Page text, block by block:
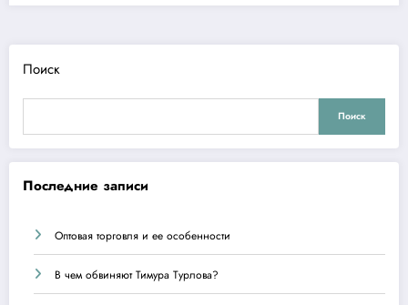
Поиск
Поиск
Последние записи
Оптовая торговля и ее особенности
В чем обвиняют Тимура Турлова?